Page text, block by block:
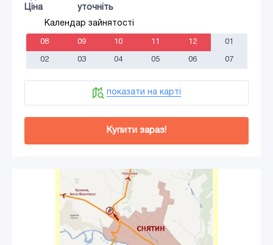
Ціна
уточніть
Календар зайнятості
08 09 10 11 12 01
02 03 04 05 06 07
показати на карті
Купити зараз!